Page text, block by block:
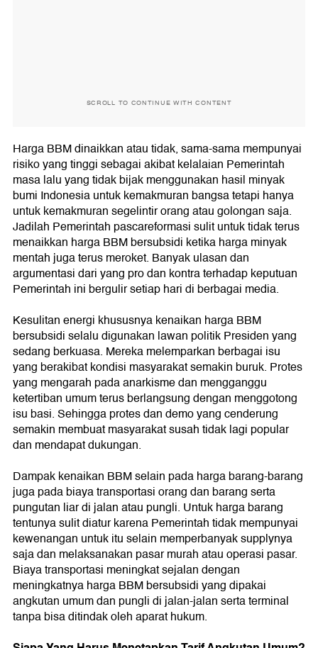
SCROLL TO CONTINUE WITH CONTENT
Harga BBM dinaikkan atau tidak, sama-sama mempunyai
risiko yang tinggi sebagai akibat kelalaian Pemerintah
masa lalu yang tidak bijak menggunakan hasil minyak
bumi Indonesia untuk kemakmuran bangsa tetapi hanya
untuk kemakmuran segelintir orang atau golongan saja.
Jadilah Pemerintah pascareformasi sulit untuk tidak terus
menaikkan harga BBM bersubsidi ketika harga minyak
mentah juga terus meroket. Banyak ulasan dan
argumentasi dari yang pro dan kontra terhadap keputuan
Pemerintah ini bergulir setiap hari di berbagai media.
Kesulitan energi khususnya kenaikan harga BBM
bersubsidi selalu digunakan lawan politik Presiden yang
sedang berkuasa. Mereka melemparkan berbagai isu
yang berakibat kondisi masyarakat semakin buruk. Protes
yang mengarah pada anarkisme dan mengganggu
ketertiban umum terus berlangsung dengan menggotong
isu basi. Sehingga protes dan demo yang cenderung
semakin membuat masyarakat susah tidak lagi popular
dan mendapat dukungan.
Dampak kenaikan BBM selain pada harga barang-barang
juga pada biaya transportasi orang dan barang serta
pungutan liar di jalan atau pungli. Untuk harga barang
tentunya sulit diatur karena Pemerintah tidak mempunyai
kewenangan untuk itu selain memperbanyak supplynya
saja dan melaksanakan pasar murah atau operasi pasar.
Biaya transportasi meningkat sejalan dengan
meningkatnya harga BBM bersubsidi yang dipakai
angkutan umum dan pungli di jalan-jalan serta terminal
tanpa bisa ditindak oleh aparat hukum.